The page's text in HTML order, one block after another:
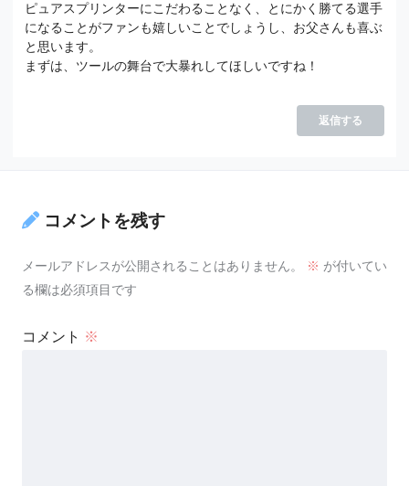
ピュアスプリンターにこだわることなく、とにかく勝てる選手
になることがファンも嬉しいことでしょうし、お父さんも喜ぶ
と思います。
まずは、ツールの舞台で大暴れしてほしいですね！
返信する
コメントを残す
メールアドレスが公開されることはありません。 ※ が付いてい
る欄は必須項目です
コメント ※